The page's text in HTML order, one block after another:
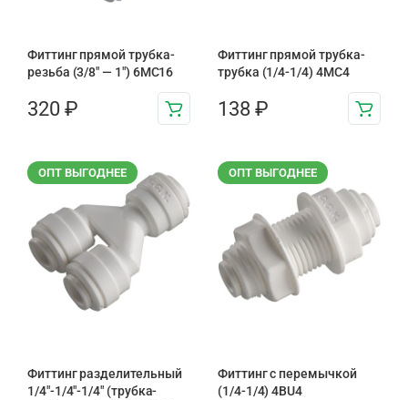
Фиттинг прямой трубка-
резьба (3/8" — 1") 6MC16
320 ₽
Фиттинг прямой трубка-
трубка (1/4-1/4) 4MC4
138 ₽
ОПТ ВЫГОДНЕЕ
Фиттинг разделительный
1/4"-1/4"-1/4" (трубка-
ОПТ ВЫГОДНЕЕ
Фиттинг с перемычкой
(1/4-1/4) 4BU4